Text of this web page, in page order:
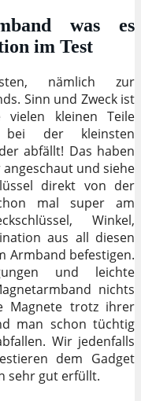
was es
im Test
nämlich zur
Sinn und Zweck ist
kleinen Teile
der kleinsten
abfällt! Das haben
und siehe
direkt von der
mal super am
Winkel,
aus all diesen
Armband befestigen.
und leichte
nichts
Magnete trotz ihrer
man schon tüchtig
Wir jedenfalls
dem Gadget
sehr gut erfüllt.